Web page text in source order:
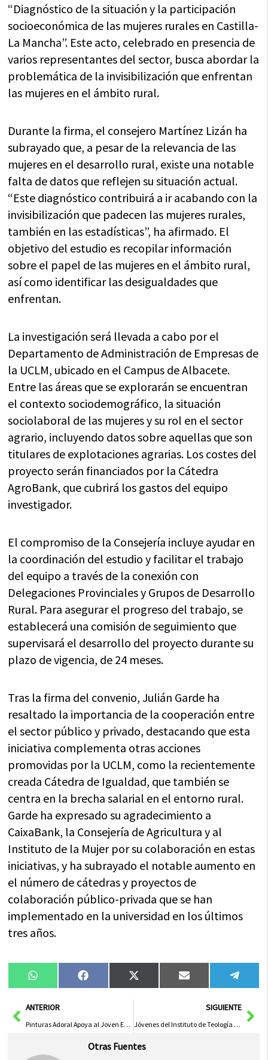
“Diagnóstico de la situación y la participación
socioeconómica de las mujeres rurales en Castilla-
La Mancha”. Este acto, celebrado en presencia de
varios representantes del sector, busca abordar la
problemática de la invisibilización que enfrentan
las mujeres en el ámbito rural.
Durante la firma, el consejero Martínez Lizán ha
subrayado que, a pesar de la relevancia de las
mujeres en el desarrollo rural, existe una notable
falta de datos que reflejen su situación actual.
“Este diagnóstico contribuirá a ir acabando con la
invisibilización que padecen las mujeres rurales,
también en las estadísticas”, ha afirmado. El
objetivo del estudio es recopilar información
sobre el papel de las mujeres en el ámbito rural,
así como identificar las desigualdades que
enfrentan.
La investigación será llevada a cabo por el
Departamento de Administración de Empresas de
la UCLM, ubicado en el Campus de Albacete.
Entre las áreas que se explorarán se encuentran
el contexto sociodemográfico, la situación
sociolaboral de las mujeres y su rol en el sector
agrario, incluyendo datos sobre aquellas que son
titulares de explotaciones agrarias. Los costes del
proyecto serán financiados por la Cátedra
AgroBank, que cubrirá los gastos del equipo
investigador.
El compromiso de la Consejería incluye ayudar en
la coordinación del estudio y facilitar el trabajo
del equipo a través de la conexión con
Delegaciones Provinciales y Grupos de Desarrollo
Rural. Para asegurar el progreso del trabajo, se
establecerá una comisión de seguimiento que
supervisará el desarrollo del proyecto durante su
plazo de vigencia, de 24 meses.
Tras la firma del convenio, Julián Garde ha
resaltado la importancia de la cooperación entre
el sector público y privado, destacando que esta
iniciativa complementa otras acciones
promovidas por la UCLM, como la recientemente
creada Cátedra de Igualdad, que también se
centra en la brecha salarial en el entorno rural.
Garde ha expresado su agradecimiento a
CaixaBank, la Consejería de Agricultura y al
Instituto de la Mujer por su colaboración en estas
iniciativas, y ha subrayado el notable aumento en
el número de cátedras y proyectos de
colaboración público-privada que se han
implementado en la universidad en los últimos
tres años.
Compartir
en
WhatsAppCompartir
en
FacebookCompartir
en
X
(Twitter)
Compartir
en
Email
en
AntANTERIOR
Pinturas Adoral Apoya al Joven Esgrimista Gabriel Sáez en su Camino al Circuito Europeo de Budapest
SIGUIENTE
Jóvenes del Instituto de Teología Reconocidos como el Verdadero Tesoro de la Iglesia
Otras Fuentes